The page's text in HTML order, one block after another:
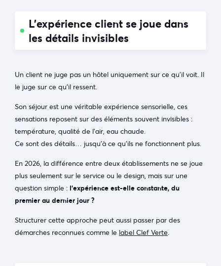
L’expérience client se joue dans
les détails invisibles
Un client ne juge pas un hôtel uniquement sur ce qu’il voit. Il
le juge sur ce qu’il ressent.
Son séjour est une véritable expérience sensorielle, ces
sensations reposent sur des éléments souvent invisibles :
température, qualité de l’air, eau chaude.
Ce sont des détails… jusqu’à ce qu’ils ne fonctionnent plus.
En 2026, la différence entre deux établissements ne se joue
plus seulement sur le service ou le design, mais sur une
question simple : l’expérience est-elle constante, du
premier au dernier jour ?
Structurer cette approche peut aussi passer par des
démarches reconnues comme le label Clef Verte